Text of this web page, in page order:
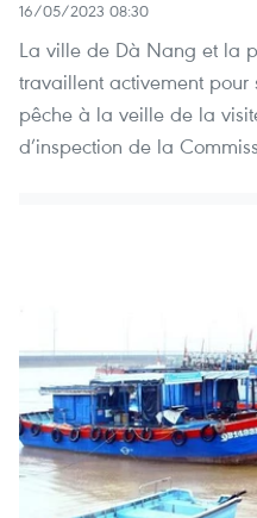
16/05/2023 08:30
La ville de Dà Nang et la
travaillent activement pour
pêche à la veille de la
d’inspection de la